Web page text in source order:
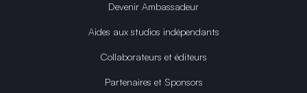
Devenir Ambassadeur
Aides aux studios indépendants
Collaborateurs et éditeurs
Partenaires et Sponsors